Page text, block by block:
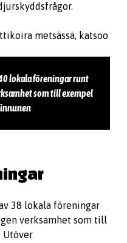
lokala föreningar runt
som till exempel
38 lokala föreningar
verksamhet som till
Utöver